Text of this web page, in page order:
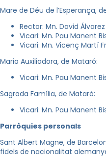
Mare de Déu de l’Esperança,
Rector: Mn. David
Vicari: Mn. Pau Manent
Vicari: Mn. Vicenç Martí
Maria Auxiliadora, de Mataró:
Vicari: Mn. Pau Manent
Sagrada Família, de Mataró:
Vicari: Mn. Pau Manent
Parròquies personals
Sant Albert Magne, de
fidels de nacionalitat